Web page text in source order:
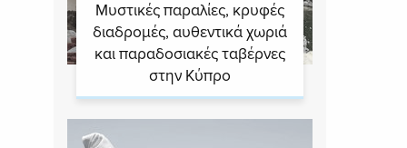
Μυστικές παραλίες, κρυφές
διαδρομές, αυθεντικά χωριά
και παραδοσιακές ταβέρνες
στην Κύπρο